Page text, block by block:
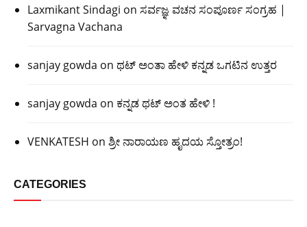
Laxmikant Sindagi on ಸರ್ವಜ್ಞ ವಚನ ಸಂಪೂರ್ಣ ಸಂಗ್ರಹ |
Sarvagna Vachana
sanjay gowda on ಥಟ್ ಅಂತಾ ಹೇಳಿ ಕನ್ನಡ ಒಗಟಿನ ಉತ್ತರ
sanjay gowda on ಕನ್ನಡ ಥಟ್ ಅಂತ ಹೇಳಿ !
VENKATESH on ಶ್ರೀ ನಾರಾಯಣ ಹೃದಯ ಸ್ತೋತ್ರಂ!
CATEGORIES